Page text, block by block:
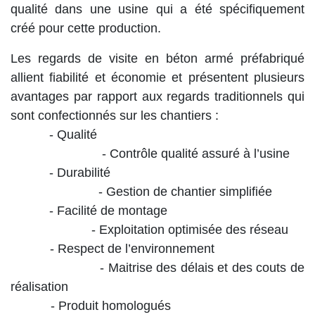
qualité dans une usine qui a été spécifi­quement
créé pour cette production.
Les regards de visite en béton armé préfabriqué
allient ­fiabilité et économie et présentent plusieurs
avantages par rapport aux regards traditionnels qui
sont confectionnés sur les chantiers :
- Qualité
- Contrôle qualité assuré à l’usine
- Durabilité
- Gestion de chantier simplifiée
- Facilité de montage
- Exploitation optimisée des réseau
- Respect de l’environnement
- Maitrise des délais et des couts de
réalisation
- Produit homologués